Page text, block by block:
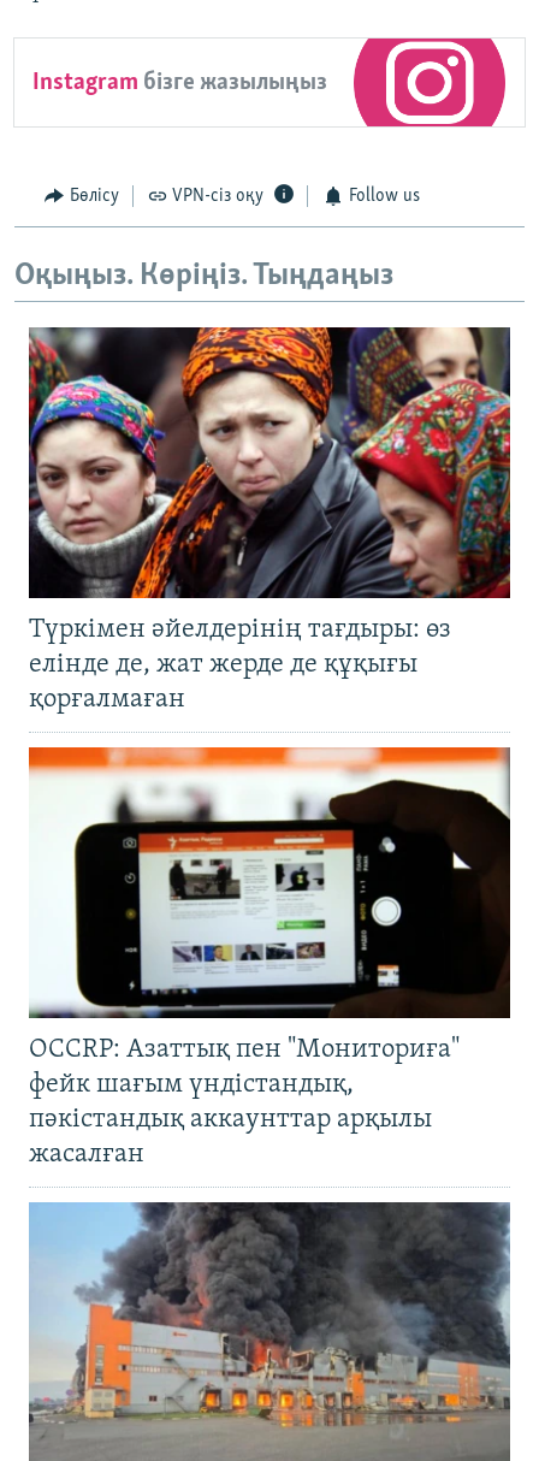
Instagram бізге жазылыңыз
Бөлісу VPN-сіз оқу Follow us
Оқыңыз. Көріңіз. Тыңдаңыз
Түркімен әйелдерінің тағдыры: өз
елінде де, жат жерде де құқығы
қорғалмаған
OCCRP: Азаттық пен "Мониториға"
фейк шағым үндістандық,
пәкістандық аккаунттар арқылы
жасалған